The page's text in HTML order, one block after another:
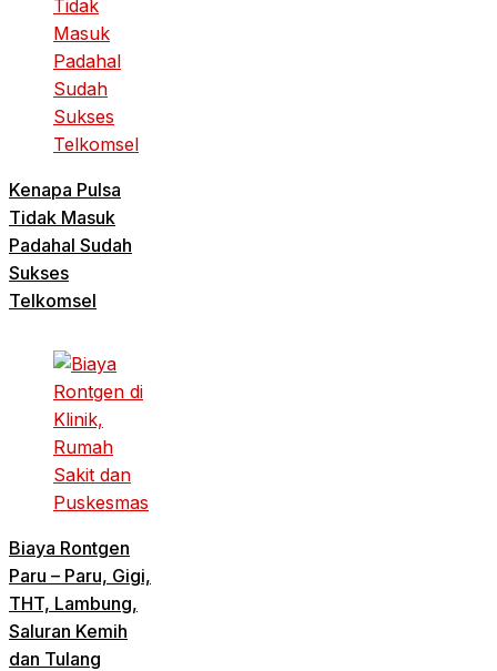
Kenapa Pulsa
Tidak Masuk
Padahal Sudah
Sukses
Telkomsel
Biaya Rontgen
Paru – Paru, Gigi,
THT, Lambung,
Saluran Kemih
dan Tulang